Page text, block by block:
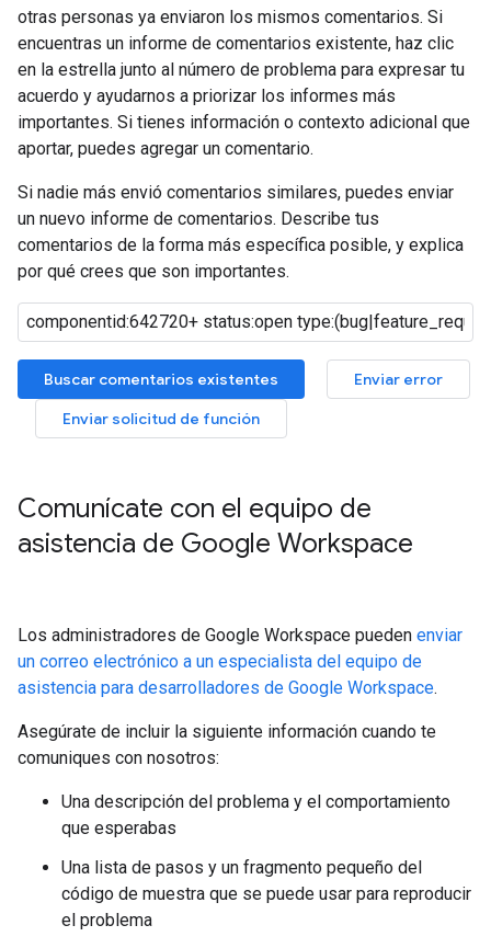
otras personas ya enviaron los mismos comentarios. Si
encuentras un informe de comentarios existente, haz clic
en la estrella junto al número de problema para expresar tu
acuerdo y ayudarnos a priorizar los informes más
importantes. Si tienes información o contexto adicional que
aportar, puedes agregar un comentario.
Si nadie más envió comentarios similares, puedes enviar
un nuevo informe de comentarios. Describe tus
comentarios de la forma más específica posible, y explica
por qué crees que son importantes.
Buscar comentarios existentes
Enviar error
Enviar solicitud de función
Comunícate con el equipo de
asistencia de Google Workspace
Los administradores de Google Workspace pueden enviar
un correo electrónico a un especialista del equipo de
asistencia para desarrolladores de Google Workspace.
Asegúrate de incluir la siguiente información cuando te
comuniques con nosotros:
Una descripción del problema y el comportamiento
que esperabas
Una lista de pasos y un fragmento pequeño del
código de muestra que se puede usar para reproducir
el problema